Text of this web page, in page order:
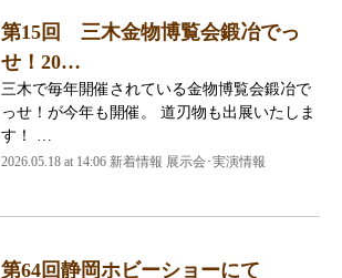
第15回 三木金物博覧会鍛冶でっ
せ！20…
三木で毎年開催されている金物博覧会鍛冶で
っせ！が今年も開催。 道刃物も出展いたしま
す！ …
2026.05.18 at 14:06 新着情報 展示会･実演情報
第64回静岡ホビーショーにて